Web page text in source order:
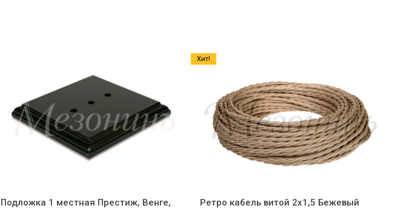
Подложка 1 местная Престиж, Венге,
Ретро кабель витой 2x1,5 Бежевый
Хит!